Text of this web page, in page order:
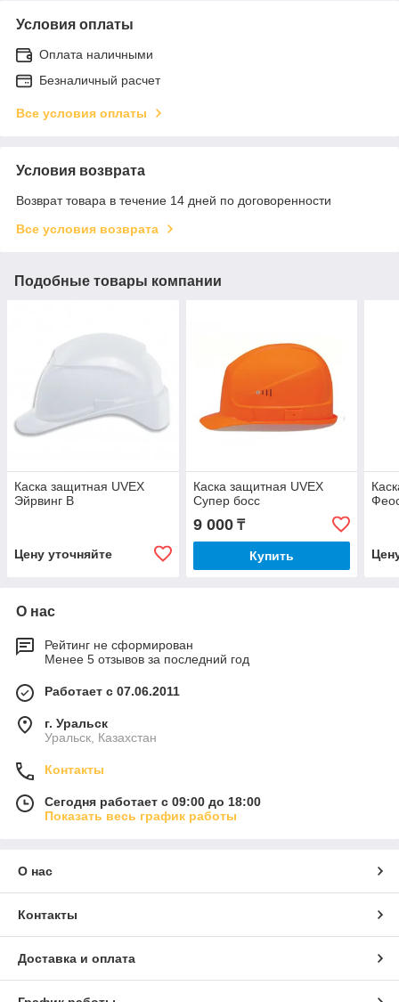
Условия оплаты
Оплата наличными
Безналичный расчет
Все условия оплаты
Условия возврата
Возврат товара в течение 14 дней по договоренности
Все условия возврата
Подобные товары компании
Каска защитная UVEX
Эйрвинг B
Цену уточняйте
Каска защитная UVEX
Супер босс
9 000₸
Купить
О нас
Рейтинг не сформирован
Менее 5 отзывов за последний год
Работает с 07.06.2011
г. Уральск
Уральск, Казахстан
Контакты
Сегодня работает с 09:00 до 18:00
Показать весь график работы
О нас
Контакты
Доставка и оплата